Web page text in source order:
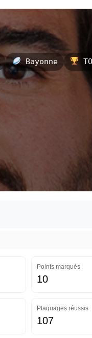
Bayonne
Points marqués
10
Plaquages réussis
107